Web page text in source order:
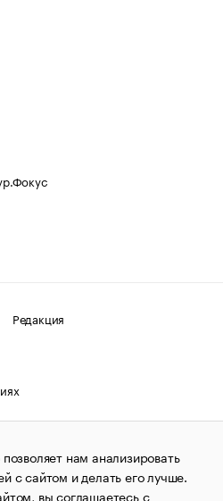
Редакция
О соблюдении авторских прав
1995–2026.Сообщения
агентства «РБК»
службой по надзору в сфере
нам анализировать
с сайтом и делать его лучше.
вы соглашаетесь с